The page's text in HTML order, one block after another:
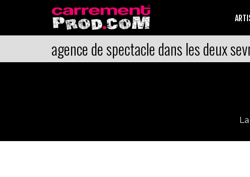
agence de spectacle dans les deux